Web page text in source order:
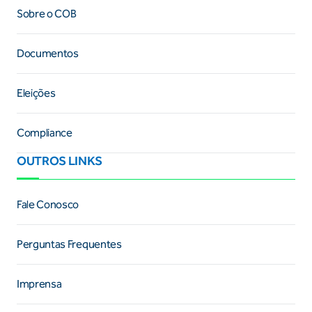
Sobre o COB
Documentos
Eleições
Compliance
OUTROS LINKS
Fale Conosco
Perguntas Frequentes
Imprensa